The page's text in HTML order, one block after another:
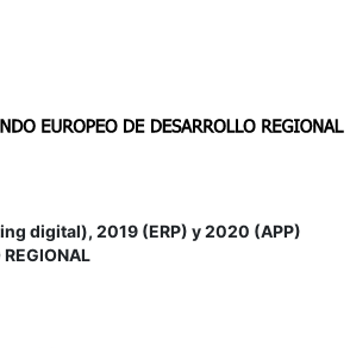
digital), 2019 (ERP) y 2020 (APP)
REGIONAL